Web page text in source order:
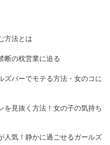
方法とは
断の枕営業に迫る
ズバーでモテる方法・女のコに
を見抜く方法！女の子の気持ち
人気！静かに過ごせるガールズ